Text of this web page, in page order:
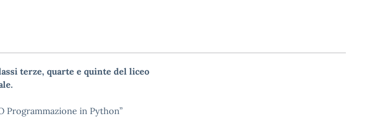
terze, quarte e quinte del liceo
Programmazione in Python”